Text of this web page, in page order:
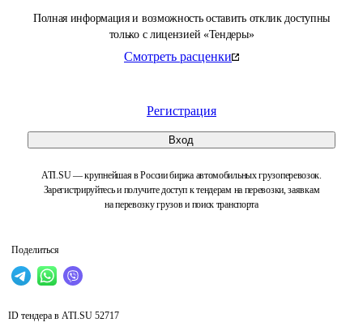
Полная информация и возможность оставить отклик доступны
только с лицензией «Тендеры»
Смотреть расценки
Регистрация
Вход
ATI.SU — крупнейшая в России биржа автомобильных грузоперевозок.
Зарегистрируйтесь и получите доступ к тендерам на перевозки, заявкам
на перевозку грузов и поиск транспорта
Поделиться
ID тендера в ATI.SU 52717